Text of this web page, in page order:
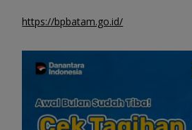
https://bpbatam.go.id/